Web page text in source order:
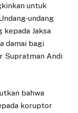
untuk
undang
kepada Jaksa
damai bagi
Supratman Andi
bahwa
koruptor